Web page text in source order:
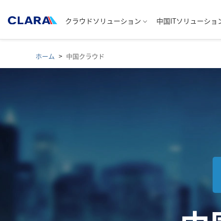
クラウドソリューション 中国ITソリューショ
ホーム 中国クラウド